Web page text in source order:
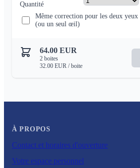
Quantité
Même correction pour les deux yeux
(ou un seul œil)
64.00 EUR
2 boites
32.00 EUR / boite
À PROPOS
Contact et horaires d'ouverture
Votre espace personnel